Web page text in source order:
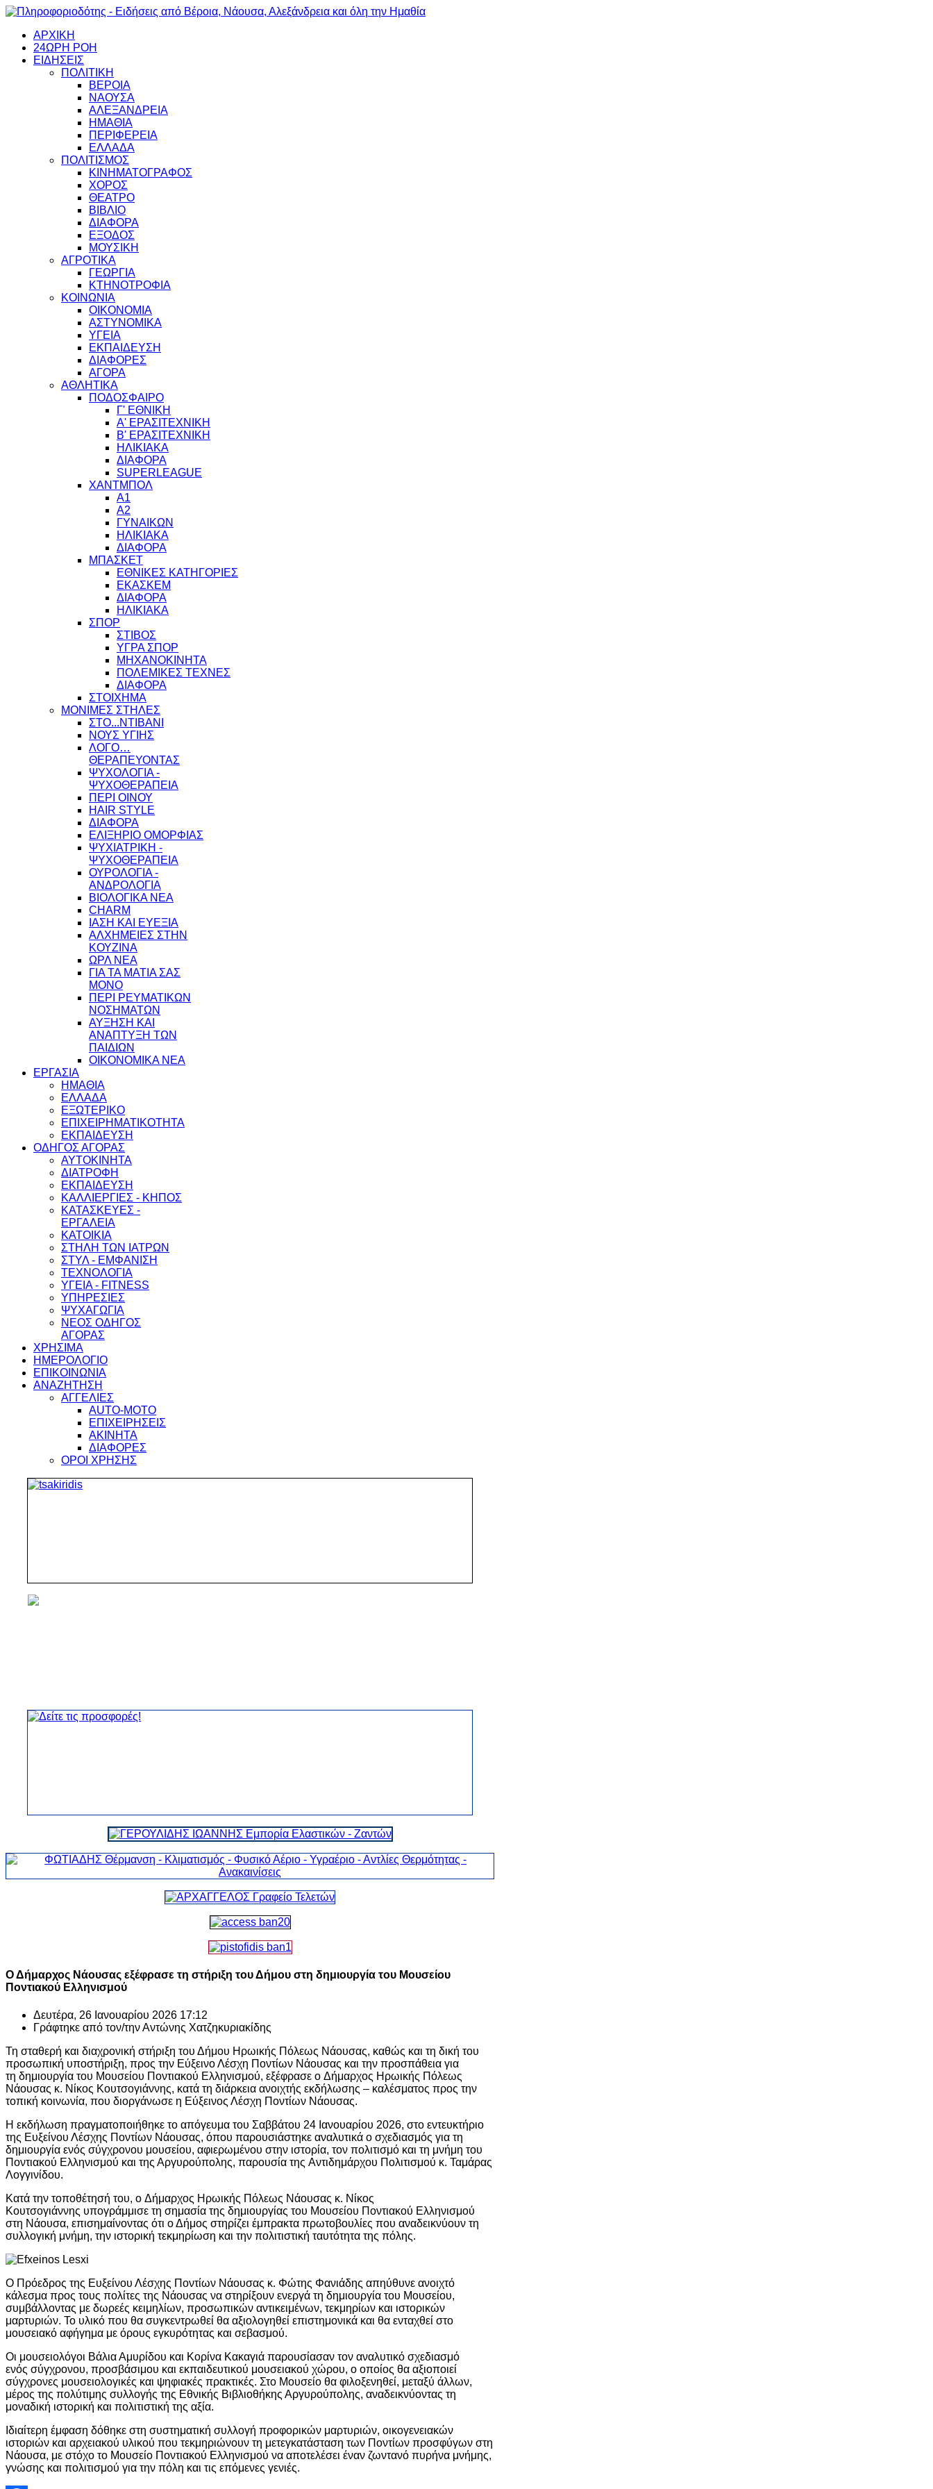
ΑΡΧΙΚΗ
24ΩΡΗ ΡΟΗ
ΕΙΔΗΣΕΙΣ
ΠΟΛΙΤΙΚΗ
ΒΕΡΟΙΑ
ΝΑΟΥΣΑ
ΑΛΕΞΑΝΔΡΕΙΑ
ΗΜΑΘΙΑ
ΠΕΡΙΦΕΡΕΙΑ
ΕΛΛΑΔΑ
ΠΟΛΙΤΙΣΜΟΣ
ΚΙΝΗΜΑΤΟΓΡΑΦΟΣ
ΧΟΡΟΣ
ΘΕΑΤΡΟ
ΒΙΒΛΙΟ
ΔΙΑΦΟΡΑ
ΕΞΟΔΟΣ
ΜΟΥΣΙΚΗ
ΑΓΡΟΤΙΚΑ
ΓΕΩΡΓΙΑ
ΚΤΗΝΟΤΡΟΦΙΑ
ΚΟΙΝΩΝΙΑ
ΟΙΚΟΝΟΜΙΑ
ΑΣΤΥΝΟΜΙΚΑ
ΥΓΕΙΑ
ΕΚΠΑΙΔΕΥΣΗ
ΔΙΑΦΟΡΕΣ
ΑΓΟΡΑ
ΑΘΛΗΤΙΚΑ
ΠΟΔΟΣΦΑΙΡΟ
Γ' ΕΘΝΙΚΗ
Α' ΕΡΑΣΙΤΕΧΝΙΚΗ
Β' ΕΡΑΣΙΤΕΧΝΙΚΗ
ΗΛΙΚΙΑΚΑ
ΔΙΑΦΟΡΑ
SUPERLEAGUE
ΧΑΝΤΜΠΟΛ
Α1
Α2
ΓΥΝΑΙΚΩΝ
ΗΛΙΚΙΑΚΑ
ΔΙΑΦΟΡΑ
ΜΠΑΣΚΕΤ
ΕΘΝΙΚΕΣ ΚΑΤΗΓΟΡΙΕΣ
ΕΚΑΣΚΕΜ
ΔΙΑΦΟΡΑ
ΗΛΙΚΙΑΚΑ
ΣΠΟΡ
ΣΤΙΒΟΣ
ΥΓΡΑ ΣΠΟΡ
ΜΗΧΑΝΟΚΙΝΗΤΑ
ΠΟΛΕΜΙΚΕΣ ΤΕΧΝΕΣ
ΔΙΑΦΟΡΑ
ΣΤΟΙΧΗΜΑ
ΜΟΝΙΜΕΣ ΣΤΗΛΕΣ
ΣΤΟ...ΝΤΙΒΑΝΙ
ΝΟΥΣ ΥΓΙΗΣ
ΛΟΓΟ…
ΘΕΡΑΠΕΥΟΝΤΑΣ
ΨΥΧΟΛΟΓΙΑ -
ΨΥΧΟΘΕΡΑΠΕΙΑ
ΠΕΡΙ ΟΙΝΟΥ
HAIR STYLE
ΔΙΑΦΟΡΑ
ΕΛΙΞΗΡΙΟ ΟΜΟΡΦΙΑΣ
ΨΥΧΙΑΤΡΙΚΗ -
ΨΥΧΟΘΕΡΑΠΕΙΑ
ΟΥΡΟΛΟΓΙΑ -
ΑΝΔΡΟΛΟΓΙΑ
ΒΙΟΛΟΓΙΚΑ ΝΕΑ
CHARM
ΙΑΣΗ ΚΑΙ ΕΥΕΞΙΑ
ΑΛΧΗΜΕΙΕΣ ΣΤΗΝ
ΚΟΥΖΙΝΑ
ΩΡΛ ΝEA
ΓΙΑ ΤΑ ΜΑΤΙΑ ΣΑΣ
ΜΟΝΟ
ΠΕΡΙ ΡΕΥΜΑΤΙΚΩΝ
ΝΟΣΗΜΑΤΩΝ
ΑΥΞΗΣΗ ΚΑΙ
ΑΝΑΠΤΥΞΗ ΤΩΝ
ΠΑΙΔΙΩΝ
ΟΙΚΟΝΟΜΙΚΑ ΝΕΑ
ΕΡΓΑΣΙΑ
ΗΜΑΘΙΑ
ΕΛΛΑΔΑ
ΕΞΩΤΕΡΙΚΟ
ΕΠΙΧΕΙΡΗΜΑΤΙΚΟΤΗΤΑ
ΕΚΠΑΙΔΕΥΣΗ
ΟΔΗΓΟΣ ΑΓΟΡΑΣ
ΑΥΤΟΚΙΝΗΤΑ
ΔΙΑΤΡΟΦΗ
ΕΚΠΑΙΔΕΥΣΗ
ΚΑΛΛΙΕΡΓΙΕΣ - ΚΗΠΟΣ
ΚΑΤΑΣΚΕΥΕΣ -
ΕΡΓΑΛΕΙΑ
ΚΑΤΟΙΚΙΑ
ΣΤΗΛΗ ΤΩΝ ΙΑΤΡΩΝ
ΣΤΥΛ - ΕΜΦΑΝΙΣΗ
ΤΕΧΝΟΛΟΓΙΑ
ΥΓΕΙΑ - FITNESS
ΥΠΗΡΕΣΙΕΣ
ΨΥΧΑΓΩΓΙΑ
ΝΕΟΣ ΟΔΗΓΟΣ
ΑΓΟΡΑΣ
ΧΡΗΣΙΜΑ
ΗΜΕΡΟΛΟΓΙΟ
ΕΠΙΚΟΙΝΩΝΙΑ
ΑΝΑΖΗΤΗΣΗ
ΑΓΓΕΛΙΕΣ
AUTO-MOTO
ΕΠΙΧΕΙΡΗΣΕΙΣ
ΑΚΙΝΗΤΑ
ΔΙΑΦΟΡΕΣ
ΟΡΟΙ ΧΡΗΣΗΣ
Ο Δήμαρχος Νάουσας εξέφρασε τη στήριξη του Δήμου στη δημιουργία του Μουσείου
Ποντιακού Ελληνισμού
Δευτέρα, 26 Ιανουαρίου 2026 17:12
Γράφτηκε από τον/τηνΑντώνης Χατζηκυριακίδης
Τη σταθερή και διαχρονική στήριξη του Δήμου Ηρωικής Πόλεως Νάουσας, καθώς και τη δική του
προσωπική υποστήριξη, προς την Εύξεινο Λέσχη Ποντίων Νάουσας και την προσπάθεια για
τη δημιουργία του Μουσείου Ποντιακού Ελληνισμού, εξέφρασε ο Δήμαρχος Ηρωικής Πόλεως
Νάουσας κ. Νίκος Κουτσογιάννης, κατά τη διάρκεια ανοιχτής εκδήλωσης – καλέσματος προς την
τοπική κοινωνία, που διοργάνωσε η Εύξεινος Λέσχη Ποντίων Νάουσας.
Η εκδήλωση πραγματοποιήθηκε το απόγευμα του Σαββάτου 24 Ιανουαρίου 2026, στο εντευκτήριο
της Ευξείνου Λέσχης Ποντίων Νάουσας, όπου παρουσιάστηκε αναλυτικά ο σχεδιασμός για τη
δημιουργία ενός σύγχρονου μουσείου, αφιερωμένου στην ιστορία, τον πολιτισμό και τη μνήμη του
Ποντιακού Ελληνισμού και της Αργυρούπολης, παρουσία της Αντιδημάρχου Πολιτισμού κ. Ταμάρας
Λογγινίδου.
Κατά την τοποθέτησή του, ο Δήμαρχος Ηρωικής Πόλεως Νάουσας κ. Νίκος
Κουτσογιάννης υπογράμμισε τη σημασία της δημιουργίας του Μουσείου Ποντιακού Ελληνισμού
στη Νάουσα, επισημαίνοντας ότι ο Δήμος στηρίζει έμπρακτα πρωτοβουλίες που αναδεικνύουν τη
συλλογική μνήμη, την ιστορική τεκμηρίωση και την πολιτιστική ταυτότητα της πόλης.
Ο Πρόεδρος της Ευξείνου Λέσχης Ποντίων Νάουσας κ. Φώτης Φανιάδης απηύθυνε ανοιχτό
κάλεσμα προς τους πολίτες της Νάουσας να στηρίξουν ενεργά τη δημιουργία του Μουσείου,
συμβάλλοντας με δωρεές κειμηλίων, προσωπικών αντικειμένων, τεκμηρίων και ιστορικών
μαρτυριών. Το υλικό που θα συγκεντρωθεί θα αξιολογηθεί επιστημονικά και θα ενταχθεί στο
μουσειακό αφήγημα με όρους εγκυρότητας και σεβασμού.
Οι μουσειολόγοι Βάλια Αμυρίδου και Κορίνα Κακαγιά παρουσίασαν τον αναλυτικό σχεδιασμό
ενός σύγχρονου, προσβάσιμου και εκπαιδευτικού μουσειακού χώρου, ο οποίος θα αξιοποιεί
σύγχρονες μουσειολογικές και ψηφιακές πρακτικές. Στο Μουσείο θα φιλοξενηθεί, μεταξύ άλλων,
μέρος της πολύτιμης συλλογής της Εθνικής Βιβλιοθήκης Αργυρούπολης, αναδεικνύοντας τη
μοναδική ιστορική και πολιτιστική της αξία.
Ιδιαίτερη έμφαση δόθηκε στη συστηματική συλλογή προφορικών μαρτυριών, οικογενειακών
ιστοριών και αρχειακού υλικού που τεκμηριώνουν τη μετεγκατάσταση των Ποντίων προσφύγων στη
Νάουσα, με στόχο το Μουσείο Ποντιακού Ελληνισμού να αποτελέσει έναν ζωντανό πυρήνα μνήμης,
γνώσης και πολιτισμού για την πόλη και τις επόμενες γενιές.